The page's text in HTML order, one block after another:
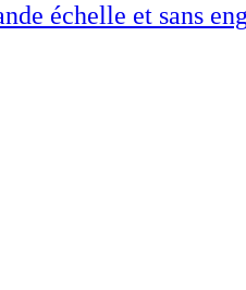
échelle et sans